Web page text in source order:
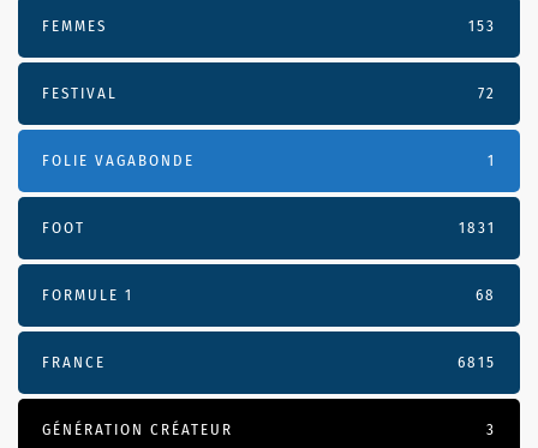
FEMMES 153
FESTIVAL 72
FOLIE VAGABONDE 1
FOOT 1831
FORMULE 1 68
FRANCE 6815
GÉNÉRATION CRÉATEUR 3